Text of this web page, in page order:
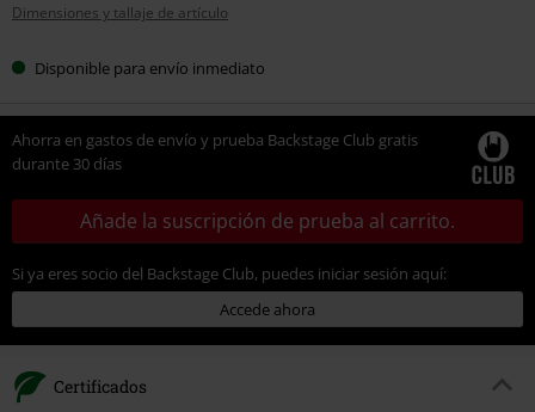
talla
Dimensiones y tallaje de artículo
Disponible para envío inmediato
Ahorra en gastos de envío y prueba Backstage Club gratis
durante 30 días
Añade la suscripción de prueba al carrito.
Si ya eres socio del Backstage Club, puedes iniciar sesión aquí:
Accede ahora
Certificados